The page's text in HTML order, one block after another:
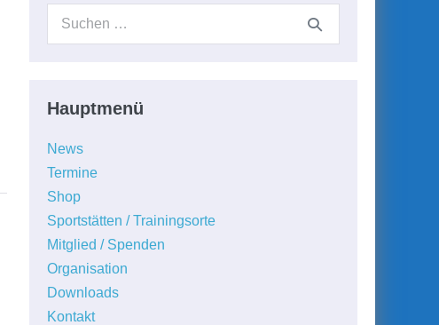
Suchen
Hauptmenü
News
Termine
Shop
Sportstätten / Trainingsorte
Mitglied / Spenden
Organisation
Downloads
Kontakt